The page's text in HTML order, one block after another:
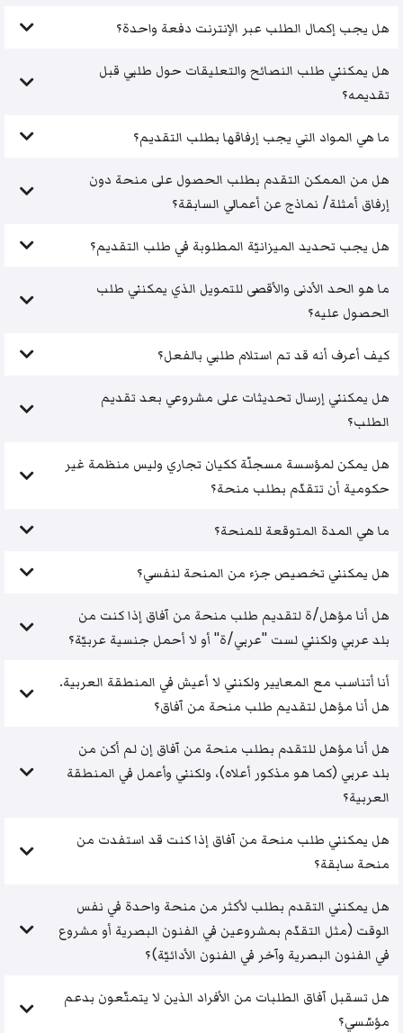
هل يجب إكمال الطلب عبر الإنترنت دفعة واحدة؟
هل يمكنني طلب النصائح والتعليقات حول طلبي قبل
تقديمه؟
ما هي المواد التي يجب إرفاقها بطلب التقديم؟
هل من الممكن التقدم بطلب الحصول على منحة دون
إرفاق أمثلة/ نماذج عن أعمالي السابقة؟
هل يجب تحديد الميزانيّة المطلوبة في طلب التقديم؟
ما هو الحد الأدنى والأقصى للتمويل الذي يمكنني طلب
الحصول عليه؟
كيف أعرف أنه قد تم استلام طلبي بالفعل؟
هل يمكنني إرسال تحديثات على مشروعي بعد تقديم
الطلب؟
هل يمكن لمؤسسة مسجلّة ككيان تجاري وليس منظمة غير
حكومية أن تتقدّم بطلب منحة؟
ما هي المدة المتوقعة للمنحة؟
هل يمكنني تخصيص جزء من المنحة لنفسي؟
هل أنا مؤهل/ة لتقديم طلب منحة من آفاق إذا كنت من
بلد عربي ولكنني لست "عربي/ة" أو لا أحمل جنسية عربيّة؟
أنا أتناسب مع المعايير ولكنني لا أعيش في المنطقة العربية.
هل أنا مؤهل لتقديم طلب منحة من آفاق؟
هل أنا مؤهل للتقدم بطلب منحة من آفاق إن لم أكن من
بلد عربي (كما هو مذكور أعلاه)، ولكنني وأعمل في المنطقة
العربية؟
هل يمكنني طلب منحة من آفاق إذا كنت قد استفدت من
منحة سابقة؟
هل يمكنني التقدم بطلب لأكثر من منحة واحدة في نفس
الوقت (مثل التقدّم بمشروعين في الفنون البصرية أو مشروع
في الفنون البصرية وآخر في الفنون الأدائيّة)؟
هل تسقبل آفاق الطلبات من الأفراد الذين لا يتمتّعون بدعم
مؤسّسي؟